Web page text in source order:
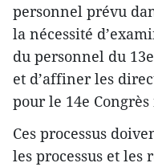
personnel prévu
la nécessité
du personnel du
et d’affiner les
pour le 14e
Ces processus
les processus et les